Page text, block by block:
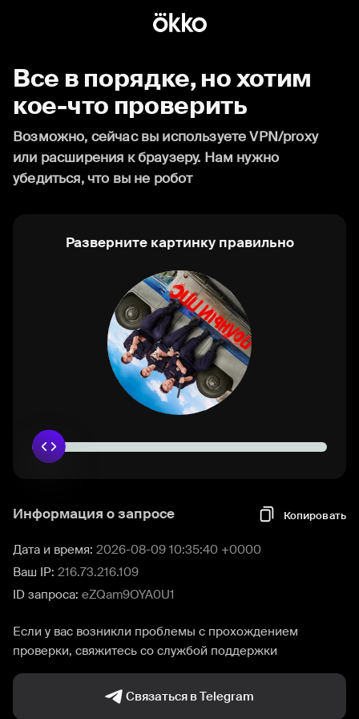
Все в порядке, но хотим
кое-что проверить
Возможно, сейчас вы используете VPN/proxy
или расширения к браузеру. Нам нужно
убедиться, что вы не робот
Разверните картинку правильно
Информация о запросе Копировать
Дата и время: 2026-08-09 10:35:40 +0000
Ваш IP: 216.73.216.109
ID запроса: eZQam9OYA0U1
Если у вас возникли проблемы с прохождением
проверки, свяжитесь со службой поддержки
Связаться в Telegram